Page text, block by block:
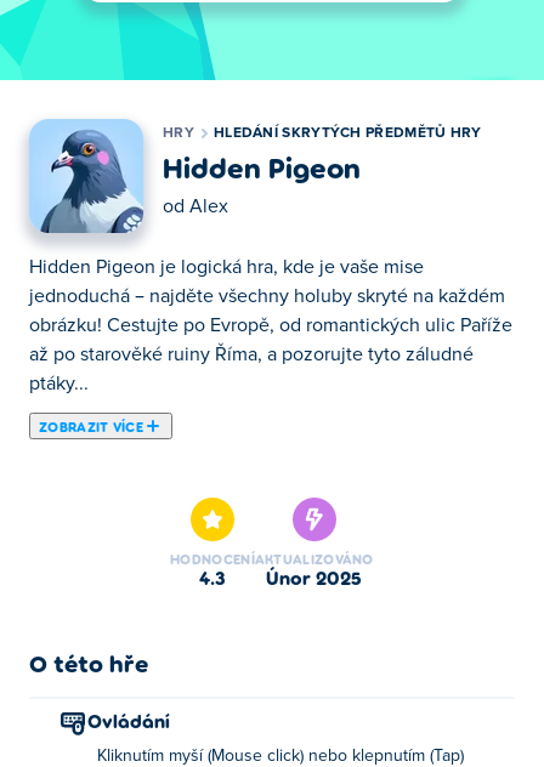
HRY HLEDÁNÍ SKRYTÝCH PŘEDMĚTŮ HRY
Hidden Pigeon
od Alex
Hidden Pigeon je logická hra, kde je vaše mise
jednoduchá – najděte všechny holuby skryté na každém
obrázku! Cestujte po Evropě, od romantických ulic Paříže
až po starověké ruiny Říma, a pozorujte tyto záludné
ptáky...
ZOBRAZIT VÍCE
obrázku! Cestujte po Evropě, od romantických ulic Paříže
až po starověké ruiny Říma, a pozorujte tyto záludné
ptáky chytře zastrčené v ikonických památkách.
celosvětové dobrodružství?
Jak hrát Hidden Pigeon?
Klepnutím nebo klepnutím vyberte položku.
HODNOCENÍ
4.3
AKTUALIZOVÁNO
únor 2025
O této hře
Ovládání
Kliknutím myší (Mouse click) nebo klepnutím (Tap)